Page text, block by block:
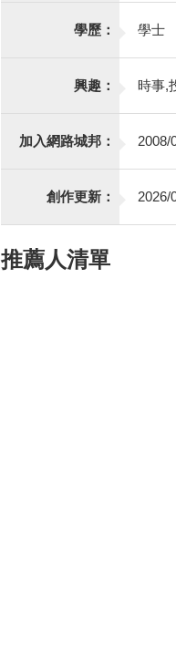
學歷： 學士
興趣： 時事,
加入網路城邦： 2008/
創作更新： 2026/
推薦人清單